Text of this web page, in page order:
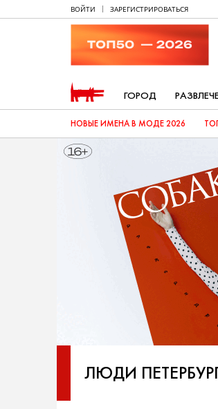
ВОЙТИ ЗАРЕГИСТРИРОВАТЬСЯ
ГОРОД
НОВЫЕ ИМЕНА В МОДЕ 2026
ЛЮДИ